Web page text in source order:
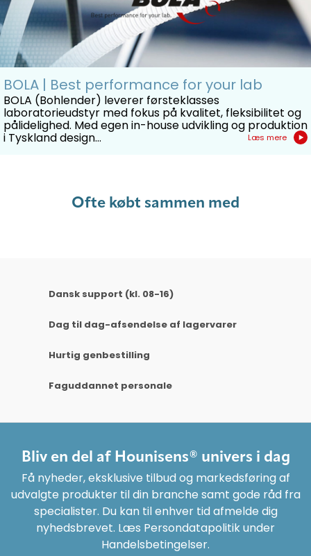
BOLA | Best performance for your lab
BOLA (Bohlender) leverer førsteklasses
laboratorieudstyr med fokus på kvalitet, fleksibilitet og
pålidelighed. Med egen in-house udvikling og produktion
i Tyskland design... Læs mere
Ofte købt sammen med
Dansk support (kl. 08-16)
Dag til dag-afsendelse af lagervarer
Hurtig genbestilling
Faguddannet personale
Bliv en del af Hounisens® univers i dag
Få nyheder, eksklusive tilbud og markedsføring af
udvalgte produkter til din branche samt gode råd fra
specialister. Du kan til enhver tid afmelde dig
nyhedsbrevet. Læs Persondatapolitik under
Handelsbetingelser.